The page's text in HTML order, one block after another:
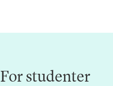
For studenter